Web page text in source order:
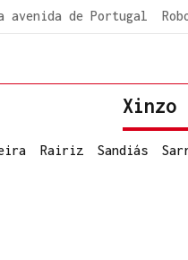
avenida de Portugal
Xinzo
Rairiz Sandiás